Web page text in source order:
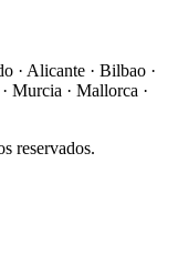
· Alicante · Bilbao ·
Murcia · Mallorca ·
reservados.